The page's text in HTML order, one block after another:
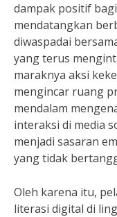
dampak positif
mendatangkan
diwaspadai
yang terus
maraknya aksi
mengincar ruang
mendalam
interaksi di media
menjadi sasaran
yang tidak
Oleh karena itu,
literasi digital di